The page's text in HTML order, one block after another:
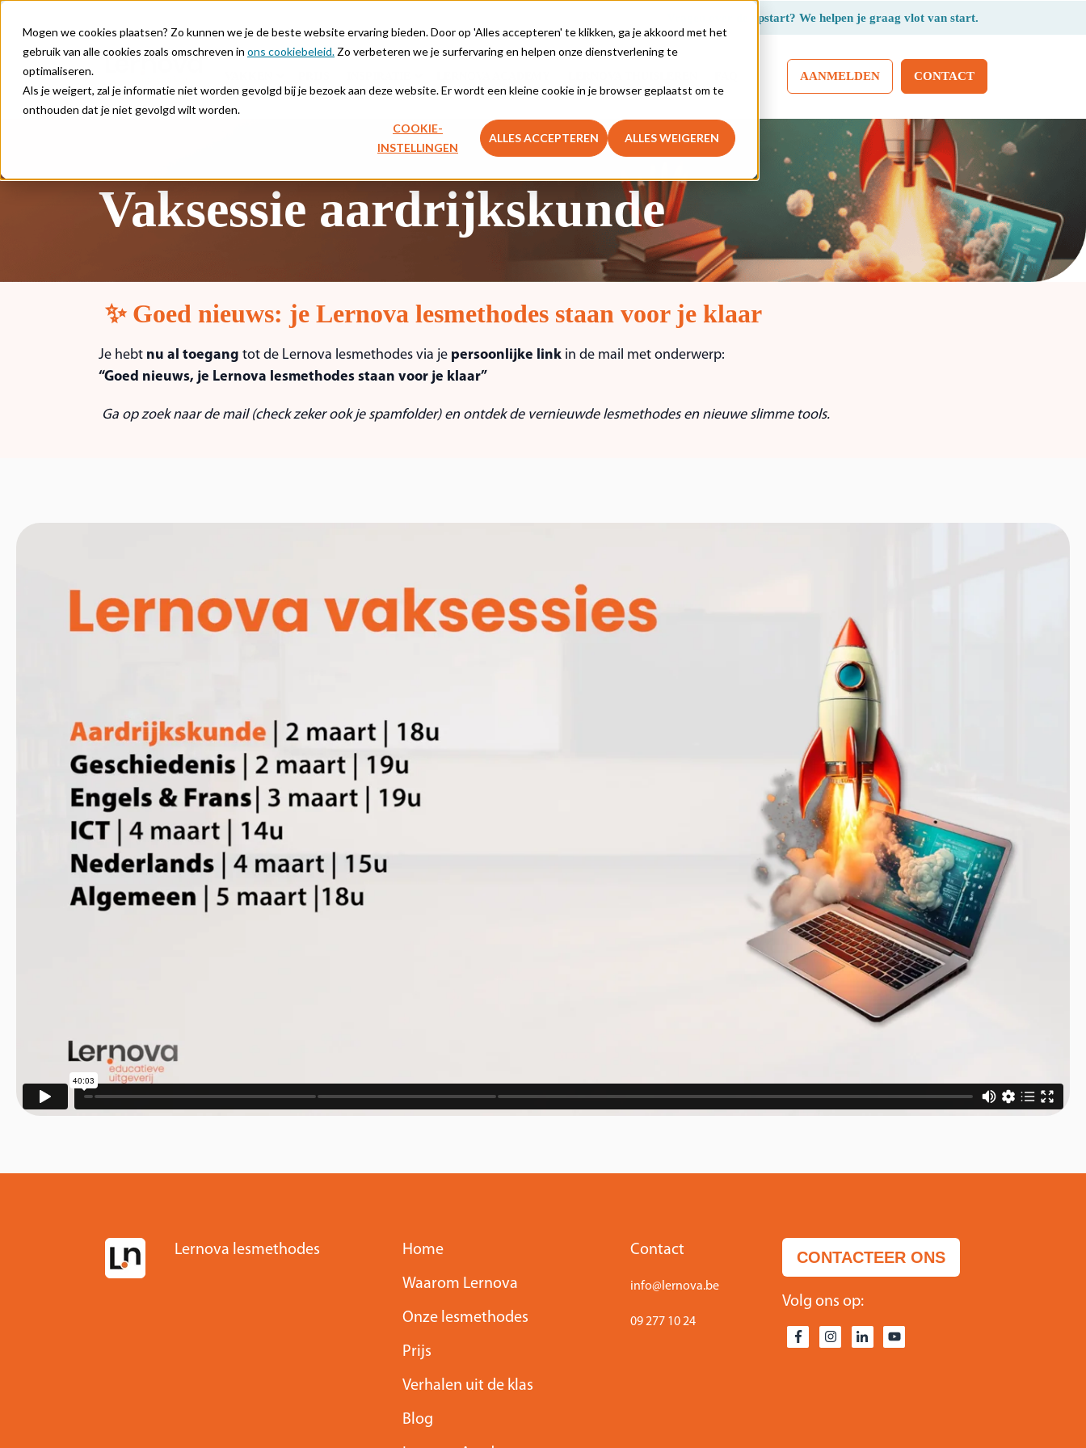
Mogen we cookies plaatsen? Zo kunnen we je de beste website ervaring bieden. Door op 'Alles accepteren' te klikken, ga je akkoord met het
gebruik van alle cookies zoals omschreven in ons cookiebeleid. Zo verbeteren we je surfervaring en helpen onze dienstverlening te
optimaliseren.
Als je weigert, zal je informatie niet worden gevolgd bij je bezoek aan deze website. Er wordt een kleine cookie in je browser geplaatst om te
onthouden dat je niet gevolgd wilt worden.
COOKIE-
INSTELLINGEN
ALLES ACCEPTEREN ALLES WEIGEREN
Vragen over de opstart? We helpen je graag vlot van start.
AANMELDEN CONTACT
Vaksessie aardrijkskunde
✨ Goed nieuws: je Lernova lesmethodes staan voor je klaar
Je hebt nu al toegang tot de Lernova lesmethodes via je persoonlijke link in de mail met onderwerp:
“Goed nieuws, je Lernova lesmethodes staan voor je klaar”
Ga op zoek naar de mail (check zeker ook je spamfolder) en ontdek de vernieuwde lesmethodes en nieuwe slimme tools.
Lernova lesmethodes Home
Waarom Lernova
Onze lesmethodes
Prijs
Verhalen uit de klas
Blog
Contact
info@lernova.be
09 277 10 24
CONTACTEER ONS
Volg ons op: